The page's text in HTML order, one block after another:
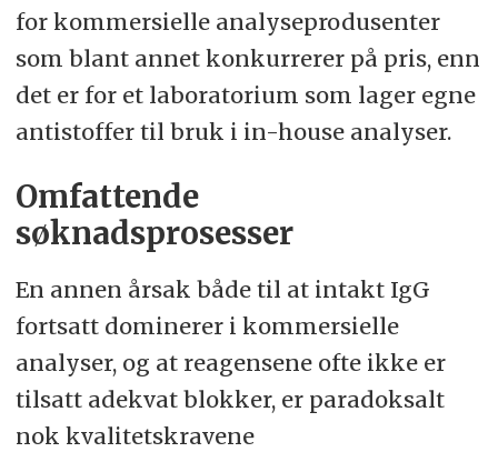
for kommersielle analyseprodusenter
som blant annet konkurrerer på pris, enn
det er for et laboratorium som lager egne
antistoffer til bruk i in-house analyser.
Omfattende
søknadsprosesser
En annen årsak både til at intakt IgG
fortsatt dominerer i kommersielle
analyser, og at reagensene ofte ikke er
tilsatt adekvat blokker, er paradoksalt
nok kvalitetskravene